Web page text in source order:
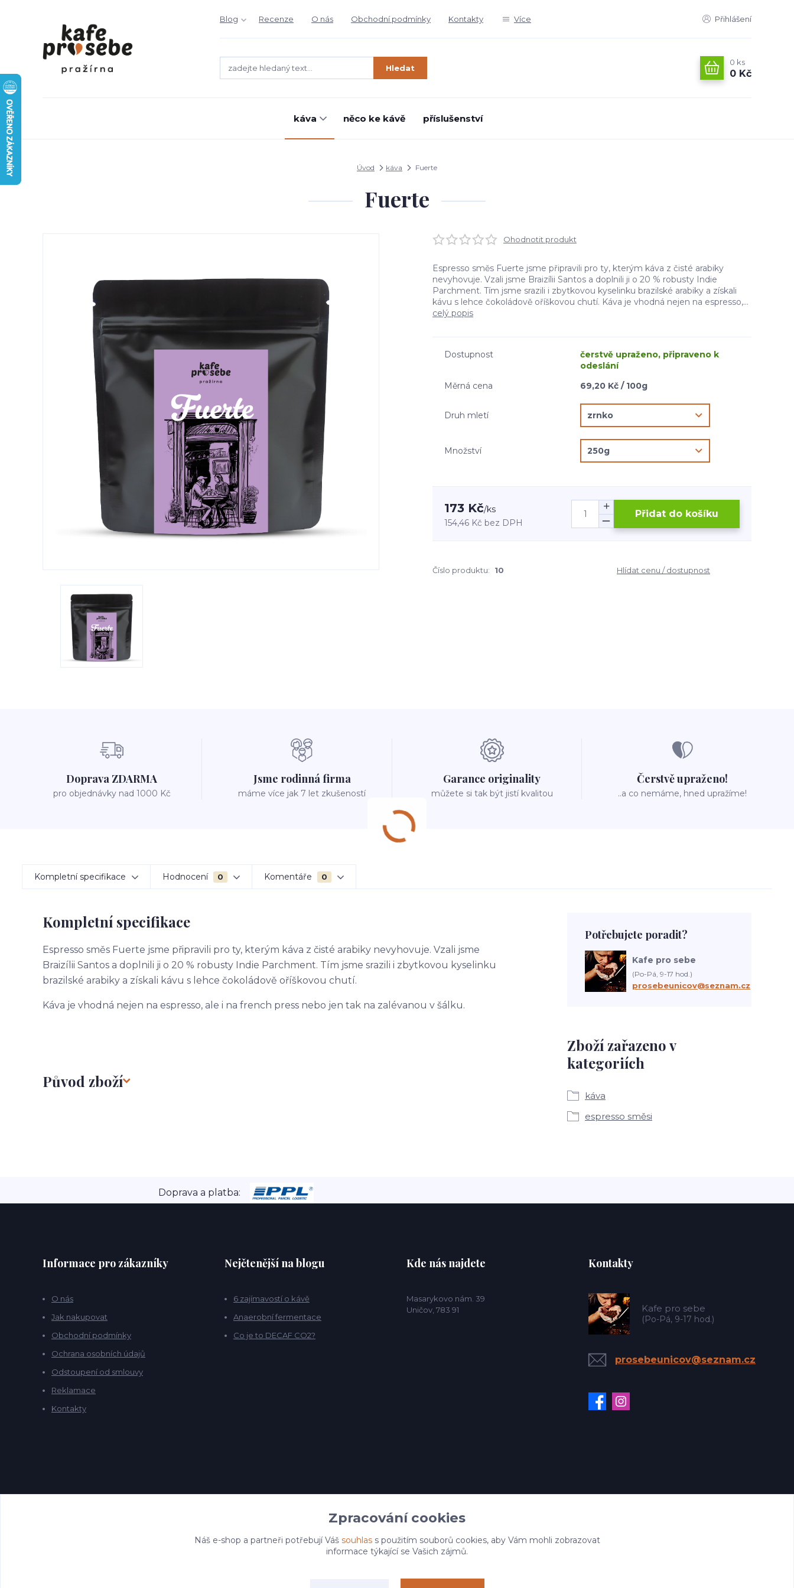
Blog Recenze O nás Obchodní podmínky Kontakty Více Přihlášení
Hledat
0 ks
0 Kč
káva něco ke kávě příslušenství
Úvod káva Fuerte
Fuerte
Ohodnotit produkt
Espresso směs Fuerte jsme připravili pro ty, kterým káva z čisté arabiky
nevyhovuje. Vzali jsme Braizílii Santos a doplnili ji o 20 % robusty Indie
Parchment. Tím jsme srazili i zbytkovou kyselinku brazilské arabiky a získali
kávu s lehce čokoládově oříškovou chutí. Káva je vhodná nejen na espresso,...
celý popis
Dostupnost
čerstvě upraženo, připraveno k
odeslání
Měrná cena
69,20 Kč / 100g
Druh mletí
Množství
173 Kč/ks
154,46 Kč bez DPH
Přidat do košíku
Číslo produktu: 10 Hlídat cenu / dostupnost
Doprava ZDARMA
pro objednávky nad 1000 Kč
Jsme rodinná firma
máme více jak 7 let zkušeností
Garance originality
můžete si tak být jistí kvalitou
Čerstvě upraženo!
..a co nemáme, hned upražíme!
Kompletní specifikace Hodnocení 0 Komentáře 0
Kompletní specifikace
Espresso směs Fuerte jsme připravili pro ty, kterým káva z čisté arabiky nevyhovuje. Vzali jsme
Braizílii Santos a doplnili ji o 20 % robusty Indie Parchment. Tím jsme srazili i zbytkovou kyselinku
brazilské arabiky a získali kávu s lehce čokoládově oříškovou chutí.
Káva je vhodná nejen na espresso, ale i na french press nebo jen tak na zalévanou v šálku.
Původ zboží
Zboží zařazeno v
kategoriích
káva
espresso směsi
Potřebujete poradit?
Kafe pro sebe
(Po-Pá, 9-17 hod.)
prosebeunicov@seznam.cz
Doprava a platba:
Informace pro zákazníky
O nás
Jak nakupovat
Obchodní podmínky
Ochrana osobních údajů
Odstoupení od smlouvy
Reklamace
Kontakty
Nejčtenější na blogu
6 zajímavostí o kávě
Anaerobní fermentace
Co je to DECAF CO2?
Kde nás najdete
Masarykovo nám. 39
Uničov, 783 91
Kontakty
Kafe pro sebe
(Po-Pá, 9-17 hod.)
prosebeunicov@seznam.cz
Zpracování cookies
Náš e-shop a partneři potřebují Váš souhlass použitím souborů cookies, aby Vám mohli zobrazovat
informace týkající se Vašich zájmů.